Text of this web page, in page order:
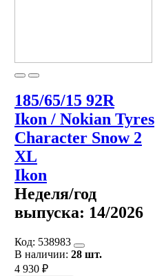
185/65/15 92R
Ikon / Nokian Tyres
Character Snow 2
XL
Ikon
Неделя/год
выпуска: 14/2026
Код: 538983
В наличии: 28 шт.
4 930 ₽